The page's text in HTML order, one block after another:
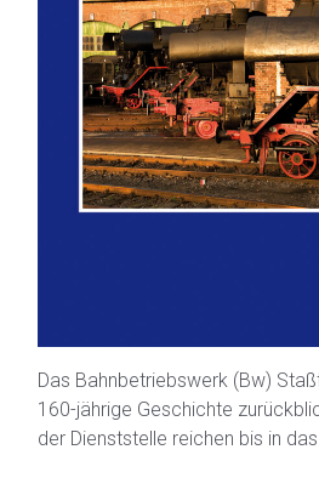
Das Bahnbetriebswerk (Bw)
160-jährige Geschichte
der Dienststelle reichen bis in